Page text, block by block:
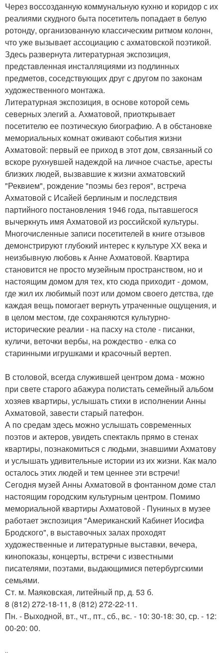
Через воссозданную коммунальную кухню и коридор с их
реалиями скудного быта посетитель попадает в белую
ротонду, организованную классическим ритмом колонн,
что уже вызывает ассоциацию с ахматовской поэтикой.
Здесь развернута литературная экспозиция,
представленная инсталляциями из подлинных
предметов, соседствующих друг с другом по законам
художественного монтажа.
Литературная экспозиция, в основе которой семь
северных элегий а. Ахматовой, приоткрывает
посетителю ее поэтическую биографию. А в обстановке
мемориальных комнат оживают события жизни
Ахматовой: первый ее приход в этот дом, связанный со
вскоре рухнувшей надеждой на личное счастье, аресты
близких людей, вызвавшие к жизни ахматовский
"Реквием", рождение "поэмы без героя", встреча
Ахматовой с Исайей берлиным и последствия
партийного постановления 1946 года, пытавшегося
вычеркнуть имя Ахматовой из российской культуры.
Многочисленные записи посетителей в книге отзывов
демонстрируют глубокий интерес к культуре ХХ века и
неизбывную любовь к Анне Ахматовой. Квартира
становится не просто музейным пространством, но и
настоящим домом для тех, кто сюда приходит - домом,
где жил их любимый поэт или домом своего детства, где
каждая вещь помогает вернуть утраченные ощущения, и
в целом местом, где сохраняются культурно-
исторические реалии - на пасху на столе - писанки,
куличи, веточки вербы, на рождество - елка со
старинными игрушками и красочный вертеп.
В столовой, всегда служившей центром дома - можно
при свете старого абажура полистать семейный альбом
хозяев квартиры, услышать стихи в исполнении Анны
Ахматовой, завести старый патефон.
А по средам здесь можно услышать современных
поэтов и актеров, увидеть спектакль прямо в стенах
квартиры, познакомиться с людьми, знавшими Ахматову
и услышать удивительные истории из их жизни. Как мало
осталось этих людей и тем ценнее эти встречи!
Сегодня музей Анны Ахматовой в фонтанном доме стал
настоящим городским культурным центром. Помимо
мемориальной квартиры Ахматовой - Пуниных в музее
работает экспозиция "Американский Кабинет Иосифа
Бродского", в выставочных залах проходят
художественные и литературные выставки, вечера,
кинопоказы, концерты, встречи с известными
писателями, поэтами, выдающимися петербургскими
семьями.
Ст. м. Маяковская, литейный пр, д. 53 б.
8 (812) 272-18-11, 8 (812) 272-22-11.
Пн. - Выходной, вт., чт., пт., сб., вс. - 10: 30-18: 30, ср. - 12:
00-20: 00.